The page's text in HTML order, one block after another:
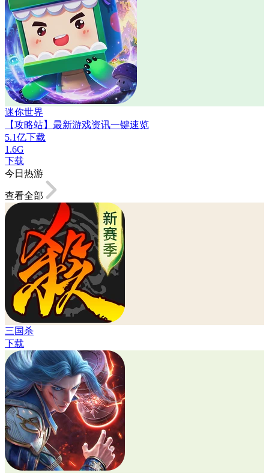
迷你世界
【攻略站】最新游戏资讯一键速览
5.1亿下载
1.6G
下载
今日热游
查看全部
三国杀
下载